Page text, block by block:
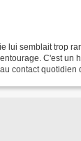
lui semblait trop
C'est un
contact quotidien